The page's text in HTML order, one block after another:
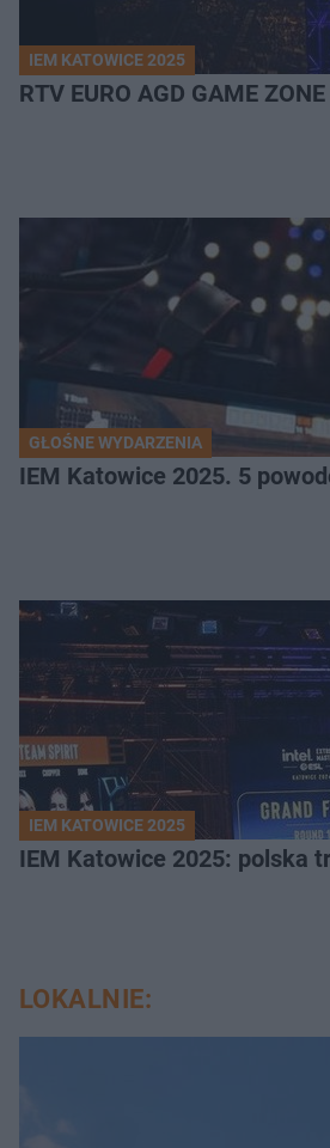
IEM KATOWICE 2025
RTV EURO AGD GAME
GŁOŚNE WYDARZENIA
IEM Katowice 2025. 5
IEM KATOWICE 2025
IEM Katowice 2025: polska
LOKALNIE: